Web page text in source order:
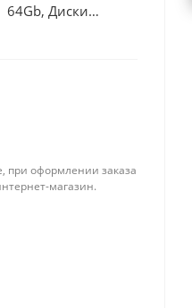
64Gb, Диски
при оформлении заказа
магазин.